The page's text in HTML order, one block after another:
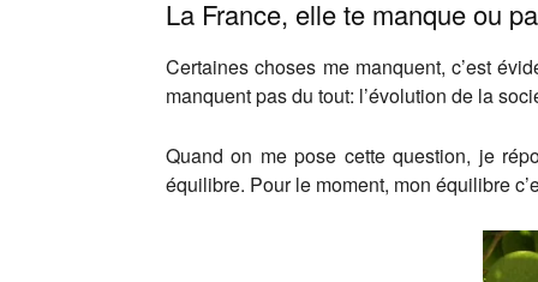
La France, elle te manque ou
Certaines choses me manquent, c’est
manquent pas du tout: l’évolution de la
Quand on me pose cette question, je
équilibre. Pour le moment, mon équilibre